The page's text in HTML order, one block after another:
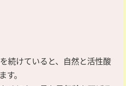
続けていると、自然と活性酸
。